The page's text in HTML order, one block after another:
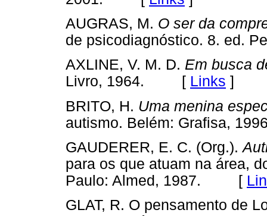
AUGRAS, M. O ser da
de psicodiagnóstico. 8.
AXLINE, V. M. D. Em busca
Livro, 1964. [ Links ]
BRITO, H. Uma menina
autismo. Belém: Grafisa,
GAUDERER, E. C. (Org.).
para os que atuam na área,
Paulo: Almed, 1987. [
GLAT, R. O pensamento de